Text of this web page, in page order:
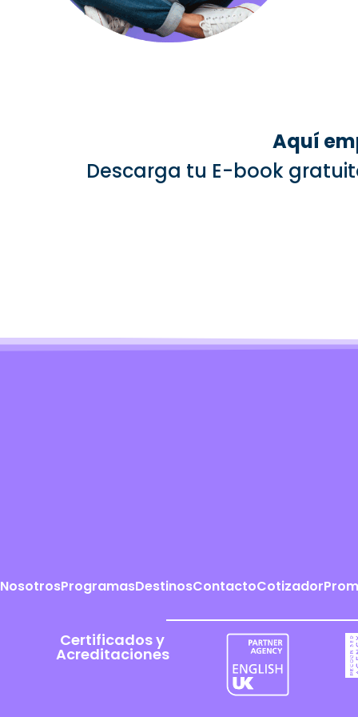
Aquí
Descarga tu E-book
NosotrosProgramasDestinosContactoCotizador
Certificados y
Acreditaciones